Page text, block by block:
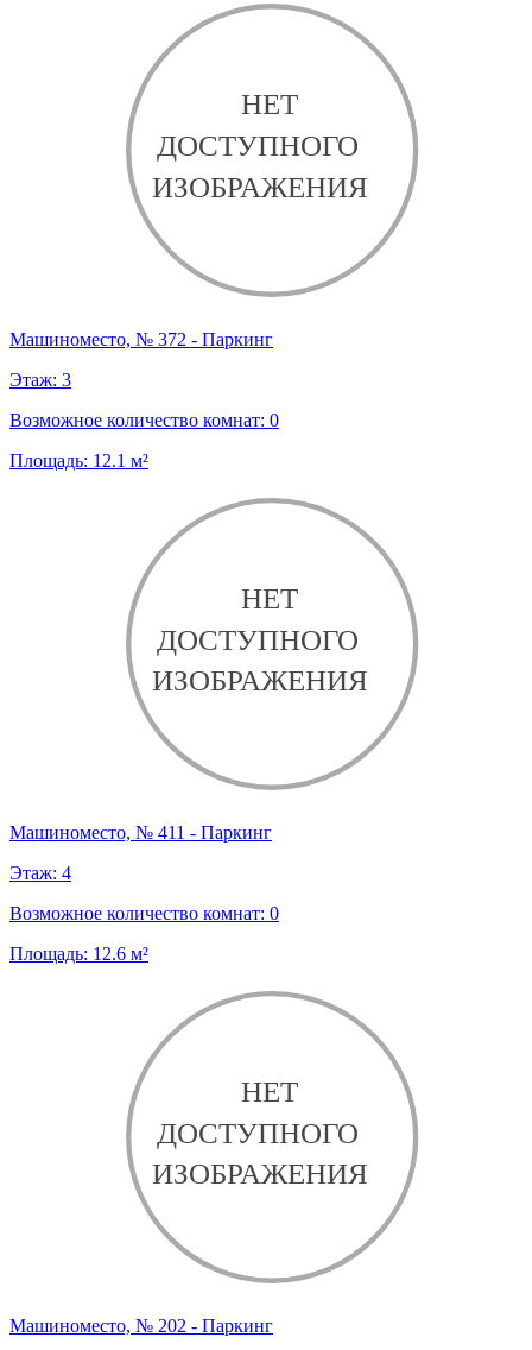
Машиноместо, № 372 - Паркинг
Этаж: 3
Возможное количество комнат: 0
Площадь: 12.1 м²
Машиноместо, № 411 - Паркинг
Этаж: 4
Возможное количество комнат: 0
Площадь: 12.6 м²
Машиноместо, № 202 - Паркинг